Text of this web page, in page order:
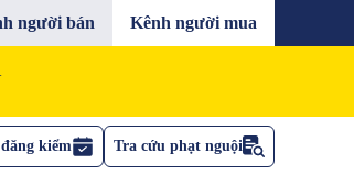
người bán Kênh người mua
kiểm Tra cứu phạt nguội